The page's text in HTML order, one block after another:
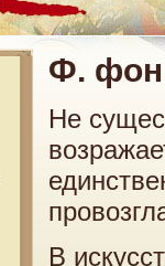
Ф. фон
Не
В